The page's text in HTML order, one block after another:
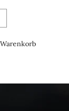
Warenkorb